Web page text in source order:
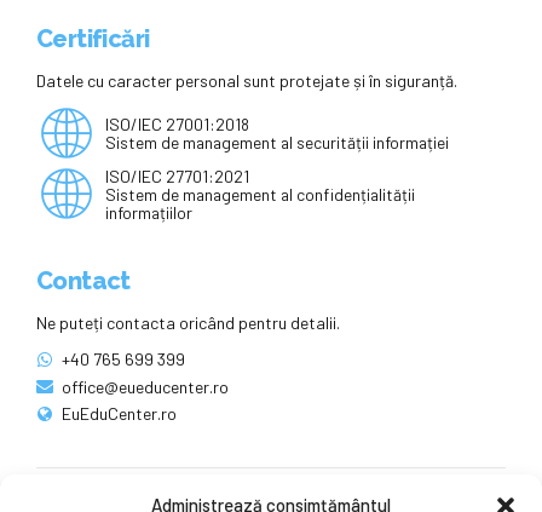
Administrează consimțământul
Certificări
Datele cu caracter personal sunt protejate și în siguranță.
ISO/IEC 27001:2018
Sistem de management al securității informației
ISO/IEC 27701:2021
Sistem de management al confidențialității
informațiilor
Contact
Ne puteți contacta oricând pentru detalii.
+40 765 699 399
office@eueducenter.ro
EuEduCenter.ro